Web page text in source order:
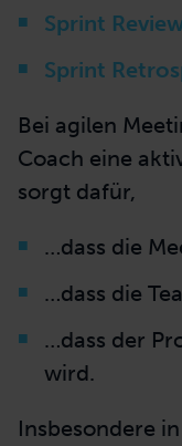
Sprint
Sprint
Bei agilen
Coach eine
sorgt dafür,
…dass die
…dass die
…dass der
wird.
Insbesondere